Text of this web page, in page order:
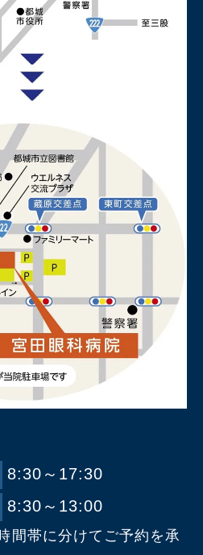
8:30～17:30
8:30～13:00
間帯に分けてご予約を承